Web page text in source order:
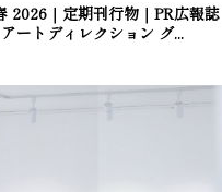
2026｜定期刊行物｜PR広報
ートディレクション グ...